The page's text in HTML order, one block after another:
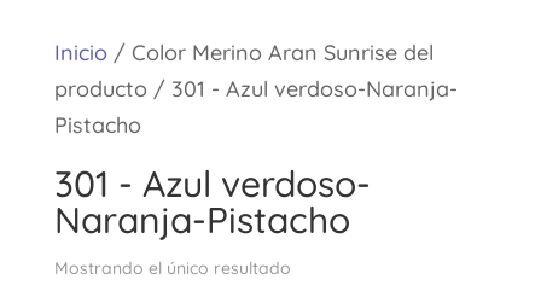
Inicio / Color Merino Aran Sunrise del
producto / 301 - Azul verdoso-Naranja-
Pistacho
301 - Azul verdoso-
Naranja-Pistacho
Mostrando el único resultado